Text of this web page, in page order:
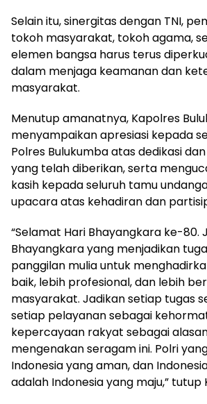
Selain itu, sinergitas dengan TNI,
tokoh masyarakat, tokoh agama,
elemen bangsa harus terus
dalam menjaga keamanan dan
masyarakat.
Menutup amanatnya, Kapolres
menyampaikan apresiasi kepada
Polres Bulukumba atas dedikasi
yang telah diberikan, serta
kasih kepada seluruh tamu
upacara atas kehadiran dan
“Selamat Hari Bhayangkara ke-80.
Bhayangkara yang menjadikan
panggilan mulia untuk
baik, lebih profesional, dan lebih
masyarakat. Jadikan setiap tugas
setiap pelayanan sebagai
kepercayaan rakyat sebagai
mengenakan seragam ini. Polri
Indonesia yang aman, dan
adalah Indonesia yang maju,” tutup